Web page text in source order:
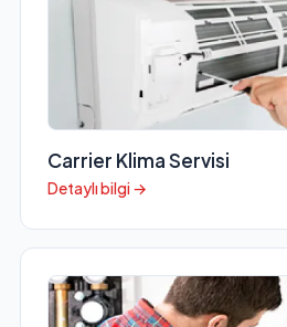
Carrier Klima Servisi
Detaylı bilgi →